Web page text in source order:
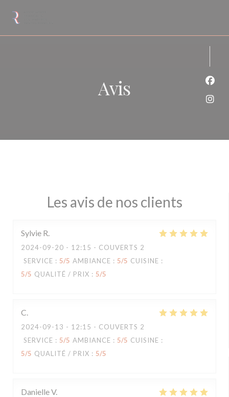
Avis
Les avis de nos clients
Sylvie R
2024-09-20 - 12:15 - COUVERTS 2
SERVICE : 5/5 AMBIANCE : 5/5 CUISINE :
5/5 QUALITÉ / PRIX : 5/5
C
2024-09-13 - 12:15 - COUVERTS 2
SERVICE : 5/5 AMBIANCE : 5/5 CUISINE :
5/5 QUALITÉ / PRIX : 5/5
DanielleV